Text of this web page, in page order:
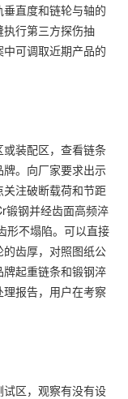
直度和链轮与轴的
行第三方探伤抽
可调取近期产品的
装配区，查看链条
。向厂家要求出示
注破断载荷和节距
锻钢并经齿面高频淬
形不塌陷。可以直接
齿厚，对照图纸公
起重链条和锻钢淬
报告，用户在考察
区，观察有没有设